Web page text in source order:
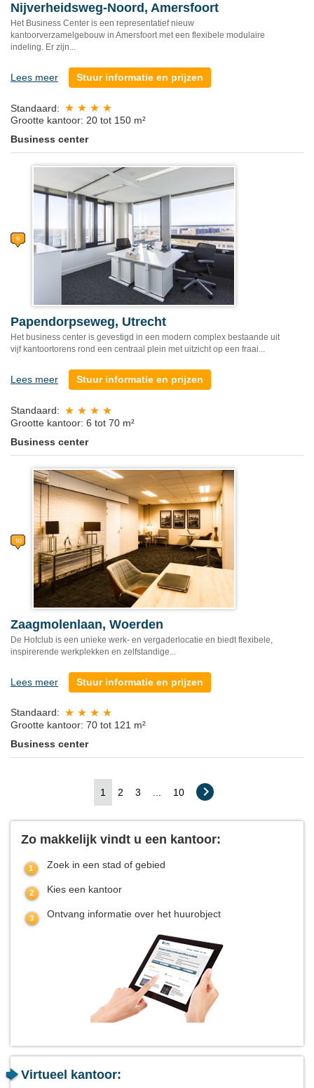
Nijverheidsweg-Noord, Amersfoort
Het Business Center is een representatief nieuw
kantoorverzamelgebouw in Amersfoort met een flexibele modulaire
indeling. Er zijn...
Lees meer Stuur informatie en prijzen
Standaard:
Grootte kantoor: 20 tot 150 m²
Business center
Papendorpseweg, Utrecht
Het business center is gevestigd in een modern complex bestaande uit
vijf kantoortorens rond een centraal plein met uitzicht op een fraai...
Lees meer Stuur informatie en prijzen
Standaard:
Grootte kantoor: 6 tot 70 m²
Business center
Zaagmolenlaan, Woerden
De Hofclub is een unieke werk- en vergaderlocatie en biedt flexibele,
inspirerende werkplekken en zelfstandige...
Lees meer Stuur informatie en prijzen
Standaard:
Grootte kantoor: 70 tot 121 m²
Business center
1 2 3 10
Zo makkelijk vindt u een kantoor:
Zoek in een stad of gebied
Kies een kantoor
Ontvang informatie over het huurobject
Virtueel kantoor: